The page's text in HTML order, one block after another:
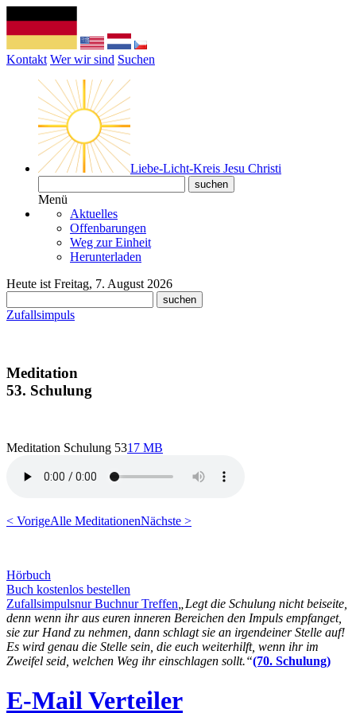
Kontakt Wer wir sind Suchen
Liebe-Licht-Kreis Jesu Christi
Menü
Aktuelles
Offenbarungen
Weg zur Einheit
Herunterladen
Heute ist Freitag, 7. August 2026
Zufallsimpuls
Meditation
53. Schulung
Meditation Schulung 5317 MB
< VorigeAlle MeditationenNächste >
Hörbuch
Buch kostenlos bestellen
Zufallsimpulsnur Buchnur Treffen„Legt die Schulung nicht beiseite,
denn wenn ihr aus euren inneren Bereichen den Impuls empfanget,
sie zur Hand zu nehmen, dann schlagt sie an irgendeiner Stelle auf!
Es wird genau die Stelle sein, die euch weiterhilft, wenn ihr im
Zweifel seid, welchen Weg ihr einschlagen sollt.“(70. Schulung)
E-Mail Verteiler